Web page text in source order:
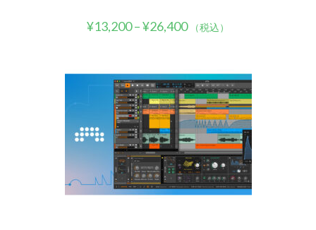
¥13,200–¥26,400 （税込）